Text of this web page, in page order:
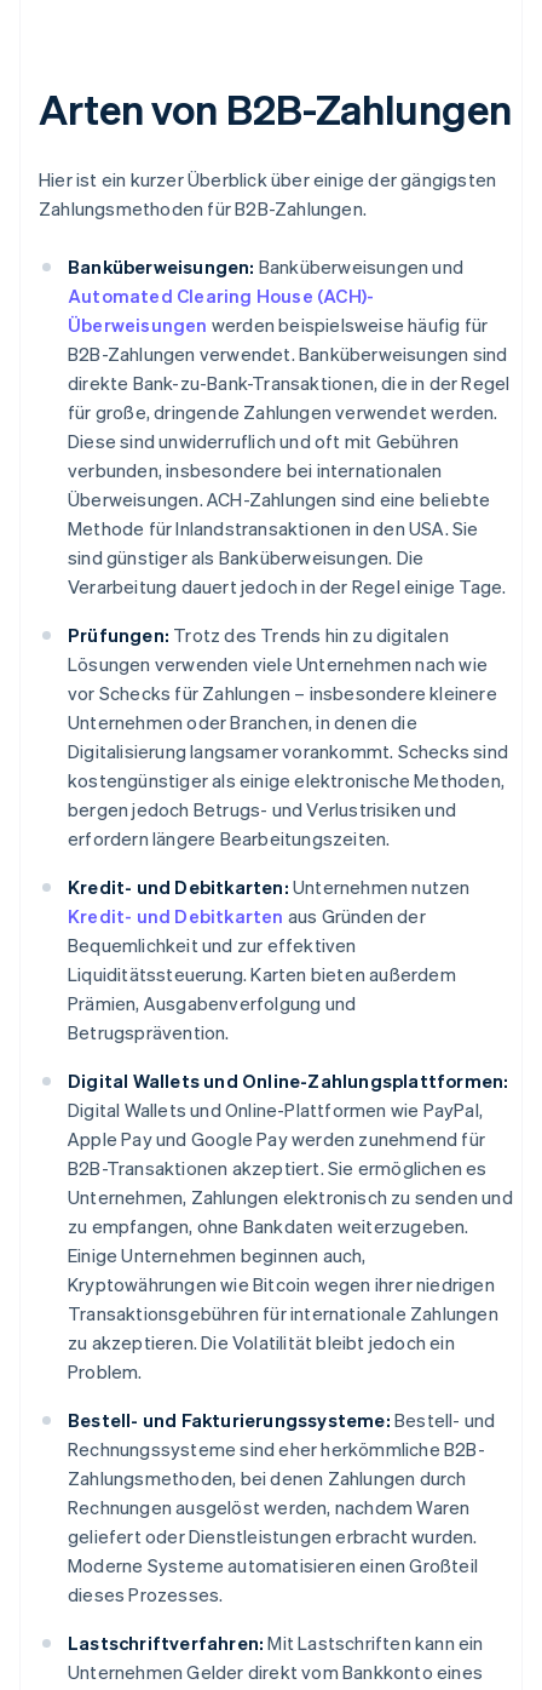
Arten von B2B-Zahlungen
Hier ist ein kurzer Überblick über einige der gängigsten
Zahlungsmethoden für B2B-Zahlungen.
Banküberweisungen: Banküberweisungen und
Automated Clearing House (ACH)-
Überweisungen werden beispielsweise häufig für
B2B-Zahlungen verwendet. Banküberweisungen sind
direkte Bank-zu-Bank-Transaktionen, die in der Regel
für große, dringende Zahlungen verwendet werden.
Diese sind unwiderruflich und oft mit Gebühren
verbunden, insbesondere bei internationalen
Überweisungen. ACH-Zahlungen sind eine beliebte
Methode für Inlandstransaktionen in den USA. Sie
sind günstiger als Banküberweisungen. Die
Verarbeitung dauert jedoch in der Regel einige Tage.
Prüfungen: Trotz des Trends hin zu digitalen
Lösungen verwenden viele Unternehmen nach wie
vor Schecks für Zahlungen – insbesondere kleinere
Unternehmen oder Branchen, in denen die
Digitalisierung langsamer vorankommt. Schecks sind
kostengünstiger als einige elektronische Methoden,
bergen jedoch Betrugs- und Verlustrisiken und
erfordern längere Bearbeitungszeiten.
Kredit- und Debitkarten: Unternehmen nutzen
Kredit- und Debitkarten aus Gründen der
Bequemlichkeit und zur effektiven
Liquiditätssteuerung. Karten bieten außerdem
Prämien, Ausgabenverfolgung und
Betrugsprävention.
Digital Wallets und Online-Zahlungsplattformen:
Digital Wallets und Online-Plattformen wie PayPal,
Apple Pay und Google Pay werden zunehmend für
B2B-Transaktionen akzeptiert. Sie ermöglichen es
Unternehmen, Zahlungen elektronisch zu senden und
zu empfangen, ohne Bankdaten weiterzugeben.
Einige Unternehmen beginnen auch,
Kryptowährungen wie Bitcoin wegen ihrer niedrigen
Transaktionsgebühren für internationale Zahlungen
zu akzeptieren. Die Volatilität bleibt jedoch ein
Problem.
Bestell- und Fakturierungssysteme: Bestell- und
Rechnungssysteme sind eher herkömmliche B2B-
Zahlungsmethoden, bei denen Zahlungen durch
Rechnungen ausgelöst werden, nachdem Waren
geliefert oder Dienstleistungen erbracht wurden.
Moderne Systeme automatisieren einen Großteil
dieses Prozesses.
Lastschriftverfahren: Mit Lastschriften kann ein
Unternehmen Gelder direkt vom Bankkonto eines